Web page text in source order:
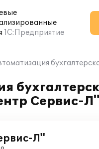
1С:Предприятие
Сервис-Л"
Л"